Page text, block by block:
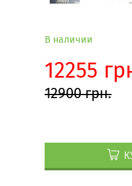
В наличии
12255
12900 грн.